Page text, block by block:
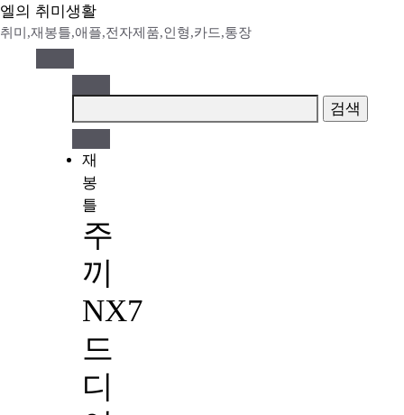
Skip
to
엘의 취미생활
취미,재봉틀,애플,전자제품,인형,카드,통장
색:
재
봉
틀
주
끼
NX7
드
디